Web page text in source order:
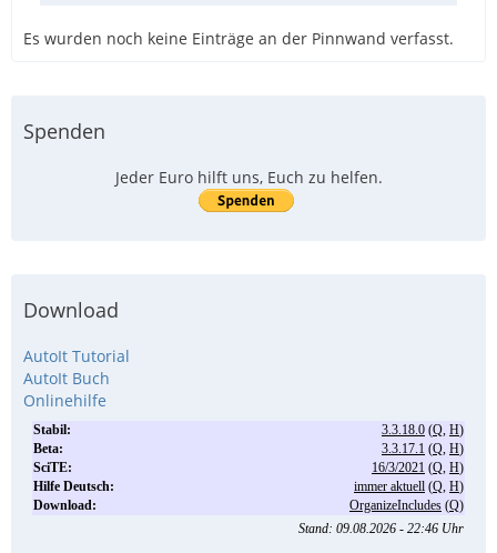
Es wurden noch keine Einträge an der Pinnwand verfasst.
Spenden
Jeder Euro hilft uns, Euch zu helfen.
Download
AutoIt Tutorial
AutoIt Buch
Onlinehilfe